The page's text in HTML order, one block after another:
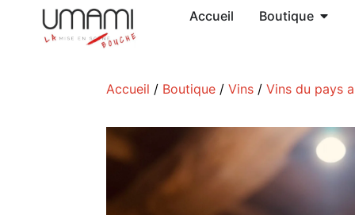
Accueil Boutique
Accueil / Boutique /Vins /Vins du pays